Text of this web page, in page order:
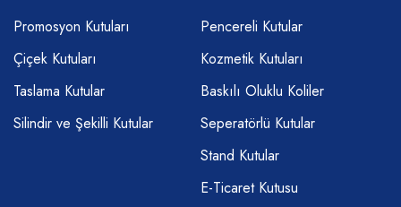
Promosyon Kutuları
Çiçek Kutuları
Taslama Kutular
Silindir ve Şekilli Kutular
Pencereli Kutular
Kozmetik Kutuları
Baskılı Oluklu Koliler
Seperatörlü Kutular
Stand Kutular
E-Ticaret Kutusu